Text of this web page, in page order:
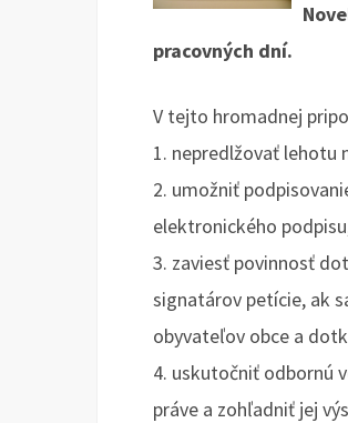
pracovných dní.
V tejto hromadnej
1. nepredlžovať lehotu
2. umožniť
elektronického
3. zaviesť povinnosť
signatárov petície, ak
obyvateľov obce a
4. uskutočniť odbornú
práve a zohľadniť jej